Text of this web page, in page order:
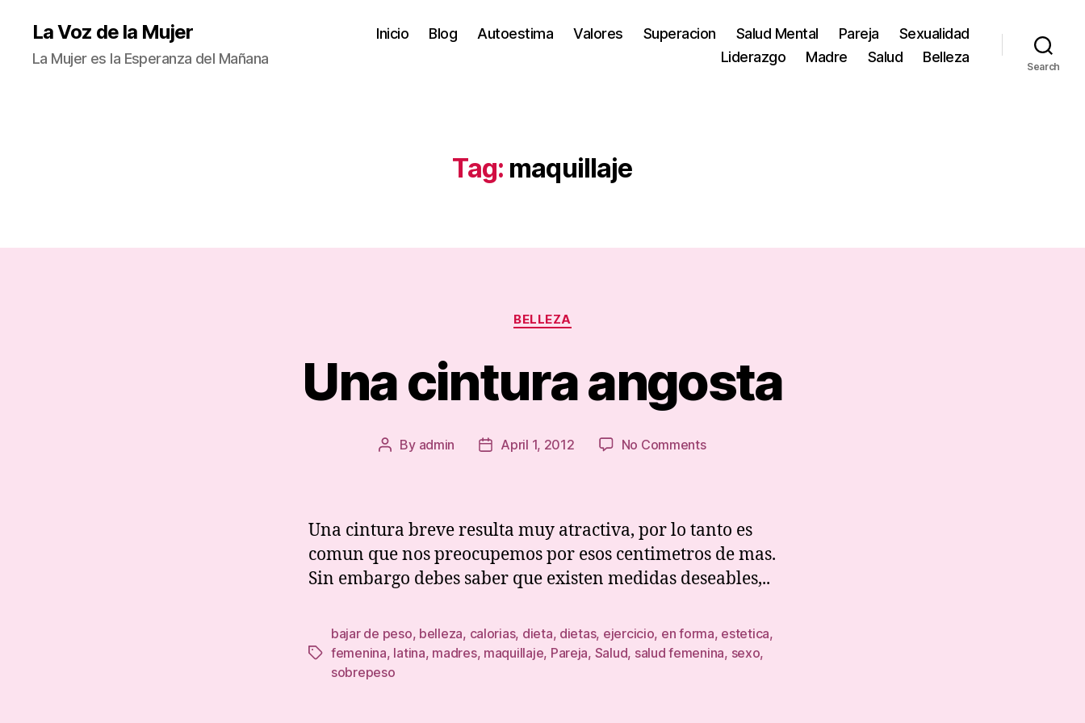
La Voz de la Mujer
La Mujer es la Esperanza del Mañana
Inicio Blog Autoestima Valores Superacion Salud Mental Pareja
Sexualidad
Liderazgo
Madre Salud Belleza
Search
Tag: maquillaje
Categories
BELLEZA
Una cintura angosta
Post
By admin
PostApril 1, 2012 No Commentson
Una cintura breve resulta muy atractiva, por lo tanto es
comun que nos preocupemos por esos centimetros de mas.
Sin embargo debes saber que existen medidas deseables,..
Tags
bajar de peso, belleza, calorias, dieta, dietas, ejercicio, en forma, estetica,
femenina, latina, madres, maquillaje, Pareja, Salud, salud femenina, sexo,
sobrepeso